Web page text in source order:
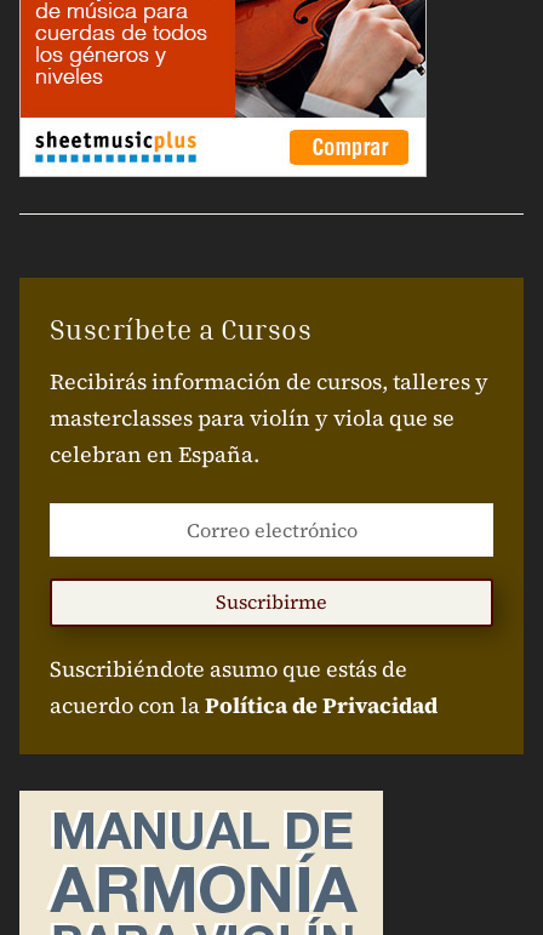
Suscríbete a Cursos
Recibirás información de cursos, talleres y
masterclasses para violín y viola que se
celebran en España.
Suscribirme
Suscribiéndote asumo que estás de
acuerdo con laPolítica de Privacidad